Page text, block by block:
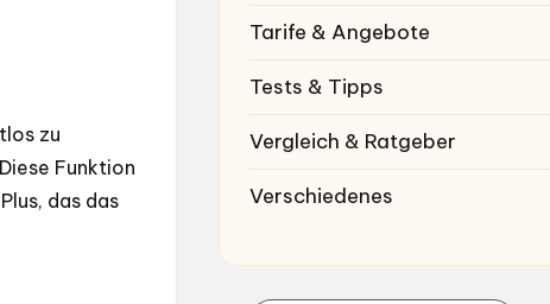
zu
Funktion
das das
Tarife & Angebote
Tests & Tipps
Vergleich & Ratgeber
Verschiedenes